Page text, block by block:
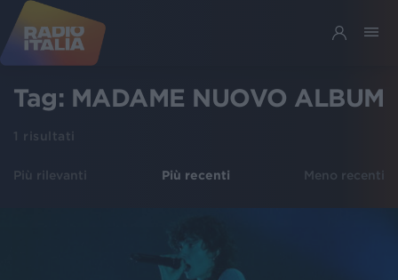
Tag: MADAME NUOVO ALBUM
1 risultati
Più rilevanti Più recenti Meno recenti